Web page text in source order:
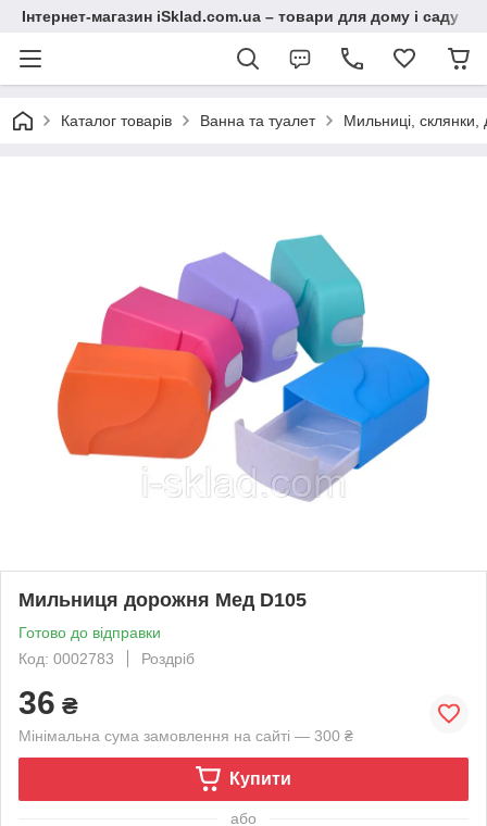
Інтернет-магазин iSklad.com.ua – товари для дому і саду
Каталог товарів Ванна та туалет Мильниці, склянки,
Мильниця дорожня Мед D105
Готово до відправки
Код: 0002783
Роздріб
36 ₴
Мінімальна сума замовлення на сайті — 300 ₴
Купити
або